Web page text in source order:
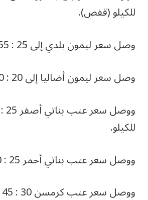
للكيلو (قفص).
وصل سعر ليمون بلدي إلى 25 : 55 جنيهًا للكيلو.
وصل سعر ليمون أضاليا إلى 20 : 0 جنيها للكيلو.
للكيلو.
ووصل سعر عنب بناتي أحمر 25 : 40 جنيهًا للكيلو.
ووصل سعر عنب كرمسن 30 : 45 جنيهًا للكيلو.